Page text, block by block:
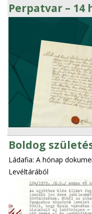
Perpatvar – 14
Boldog
Ládafia: A hónap
Levéltárából